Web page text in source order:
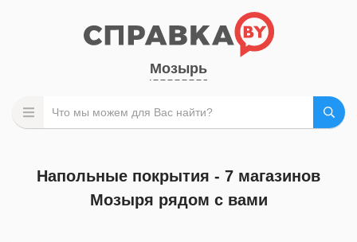
Мозырь
Напольные покрытия - 7 магазинов
Мозыря рядом с вами